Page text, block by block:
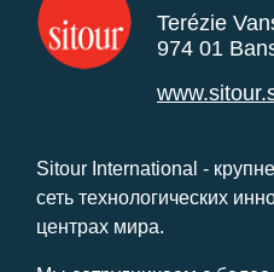
Terézie
974 01
Sitour International -
сеть технологических
центрах мира.